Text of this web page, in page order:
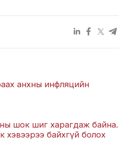
анхны инфляцийн
шок шиг харагдаж байна.
хэвээрээ байхгүй болох